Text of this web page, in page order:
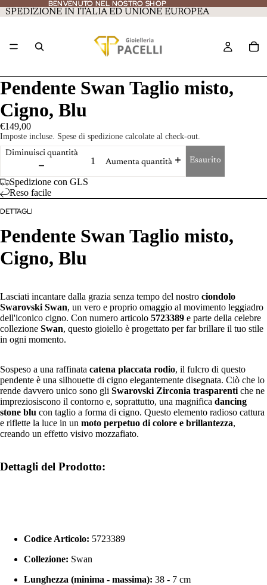
BENVENUTO NEL NOSTRO SHOP
BENVENUTO NEL NOSTRO SHOP
SPEDIZIONE IN ITALIA ED UNIONE EUROPEA
Pendente Swan Taglio misto,
Cigno, Blu
€149,00
Imposte incluse. Spese di spedizione calcolate al check-out.
Diminuisci quantità
Aumenta quantità
Esaurito
Spedizione con GLS
Reso facile
DETTAGLI
Pendente Swan Taglio misto,
Cigno, Blu
Lasciati incantare dalla grazia senza tempo del nostro ciondolo
Swarovski Swan, un vero e proprio omaggio al movimento leggiadro
dell'iconico cigno. Con numero articolo 5723389 e parte della celebre
collezione Swan, questo gioiello è progettato per far brillare il tuo stile
in ogni momento.
Sospeso a una raffinata catena placcata rodio, il fulcro di questo
pendente è una silhouette di cigno elegantemente disegnata. Ciò che lo
rende davvero unico sono gli Swarovski Zirconia trasparenti che ne
impreziosiscono il contorno e, soprattutto, una magnifica dancing
stone blu con taglio a forma di cigno. Questo elemento radioso cattura
e riflette la luce in un moto perpetuo di colore e brillantezza,
creando un effetto visivo mozzafiato.
Dettagli del Prodotto:
Codice Articolo: 5723389
Collezione: Swan
Lunghezza (minima - massima): 38 - 7 cm